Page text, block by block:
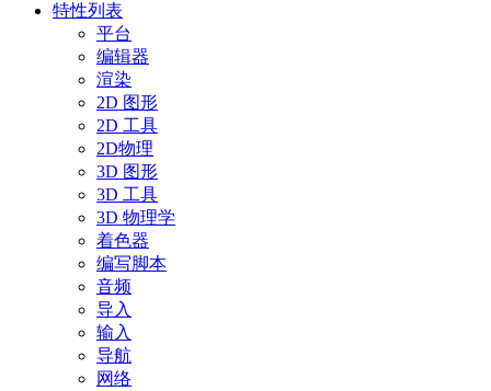
特性列表
平台
编辑器
渲染
2D 图形
2D 工具
2D物理
3D 图形
3D 工具
3D 物理学
着色器
编写脚本
音频
导入
输入
导航
网络